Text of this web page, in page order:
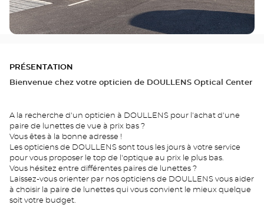
PRÉSENTATION
Bienvenue chez votre opticien de DOULLENS Optical Center
A la recherche d'un opticien à DOULLENS pour l'achat d'une
paire de lunettes de vue à prix bas ?
Vous êtes à la bonne adresse !
Les opticiens de DOULLENS sont tous les jours à votre service
pour vous proposer le top de l'optique au prix le plus bas.
Vous hésitez entre différentes paires de lunettes ?
Laissez-vous orienter par nos opticiens de DOULLENS vous aider
à choisir la paire de lunettes qui vous convient le mieux quelque
soit votre budget.